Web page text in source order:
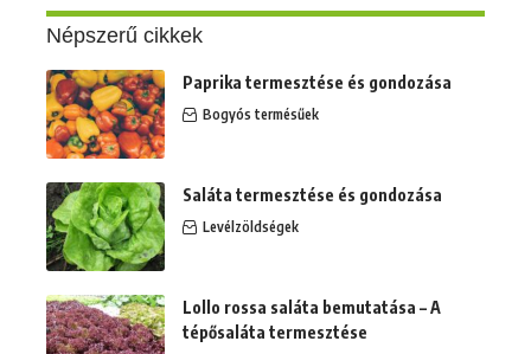
Népszerű cikkek
Paprika termesztése és gondozása
Bogyós termésűek
Saláta termesztése és gondozása
Levélzöldségek
Lollo rossa saláta bemutatása – A
tépősaláta termesztése